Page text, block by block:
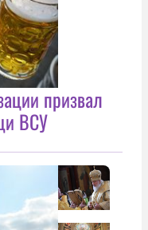
призвал
ВСУ